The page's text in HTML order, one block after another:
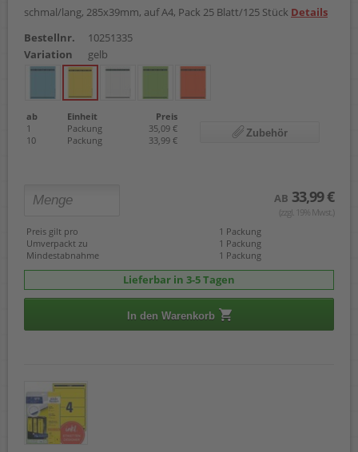
schmal/lang, 285x39mm, auf A4, Pack 25 Blatt/125 Stück Details
Bestellnr.
10251335
Variation
gelb
ab Einheit
Preis
1
Packung
35,09 €
10
Packung 33,99 €
Zubehör
AB 33,99 €
(zzgl. 19% Mwst.)
Preis gilt pro
1 Packung
Umverpackt zu
1 Packung
Mindestabnahme
1 Packung
Lieferbar in 3-5 Tagen
In den Warenkorb